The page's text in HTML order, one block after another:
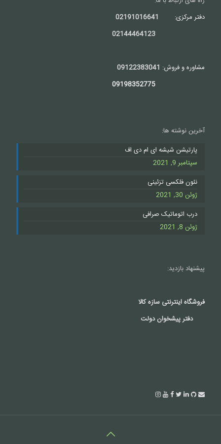
دفتر مرکزی: 02191016641
02144464123
مشاوره و فروش: 09122383041
آخرین نوشته ها:
پارتیشن شیشه ای ام دی اف
سپتامبر 9, 2021
نئون فلکسی تزئینی
ژوئن 30, 2021
درب اتوماتیک صرافی
ژوئن 8, 2021
پیشنهاد بازدید:
فروشگاه اینترنتی سازه کالا
دفتر پیشخوان دولت